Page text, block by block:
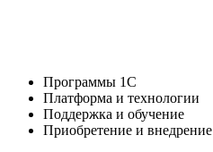
Программы 1С
Платформа и технологии
Поддержка и обучение
Приобретение и внедрение